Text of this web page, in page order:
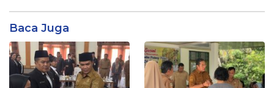
Baca Juga